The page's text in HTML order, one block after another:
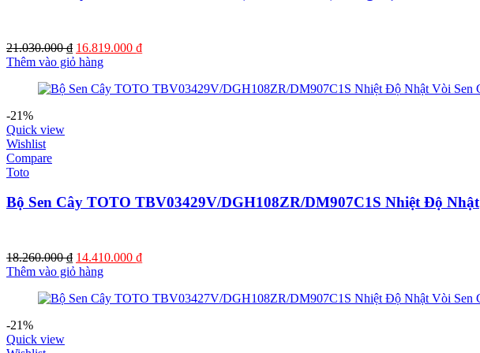
21.030.000₫ Giá
gốc
21.030.000 ₫.
16.819.000 ₫Giá
là:
Thêm vào giỏ hàng
-21%
Quick view
Wishlist
Compare
Toto
Bộ Sen Cây TOTO TBV03429V/DGH108ZR/DM907C1S Nhiệt Độ Nhật
18.260.000₫ Giá
gốc
18.260.000 ₫.
14.410.000 ₫Giá
là:
Thêm vào giỏ hàng
-21%
Quick view